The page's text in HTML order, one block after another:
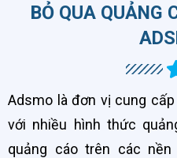
BỎ QUA QUẢNG
Adsmo là đơn vị cung cấp
với nhiều hình thức
quảng cáo trên các nền